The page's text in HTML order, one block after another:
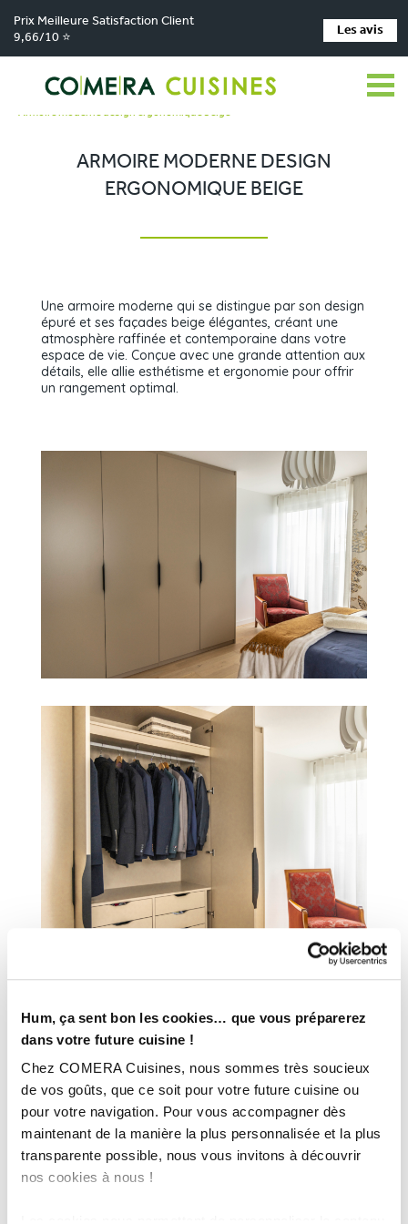
Hum, ça sent bon les cookies… que vous préparerez
dans votre future cuisine !
Chez COMERA Cuisines, nous sommes très soucieux
de vos goûts, que ce soit pour votre future cuisine ou
pour votre navigation. Pour vous accompagner dès
maintenant de la manière la plus personnalisée et la plus
transparente possible, nous vous invitons à découvrir
nos cookies à nous !
Prix Meilleure Satisfaction Client
9,66/10 ⭐
Les avis
Comera Cuisines > Nos magasins de cuisine >
Cuisiniste CHÂTEAUBRIANT Réalisations >
Armoire moderne design ergonomique beige
ARMOIRE MODERNE DESIGN
ERGONOMIQUE BEIGE
Une armoire moderne qui se distingue par son design
épuré et ses façades beige élégantes, créant une
atmosphère raffinée et contemporaine dans votre
espace de vie. Conçue avec une grande attention aux
détails, elle allie esthétisme et ergonomie pour offrir
un rangement optimal.
INFORMATIONS
TECHNIQUES :
Ville : Yvernogeau (44)
Magasin : COMERA Cuisines à Châteaubriant (44)
COMERA-En savoir plus